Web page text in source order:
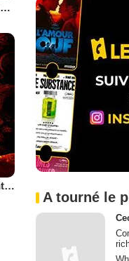
Hello, adieu, et nous au milieu
Les Nouvelles aventures de Sabrina
A tourné le